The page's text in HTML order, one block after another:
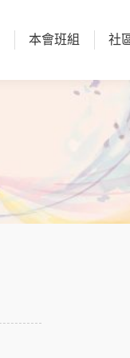
本會班組 社
本會班組 社